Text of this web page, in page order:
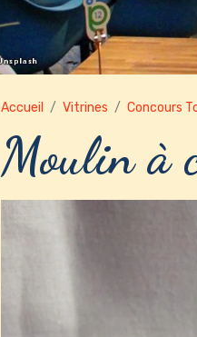
Accueil Vitrines Concours
Moulin à